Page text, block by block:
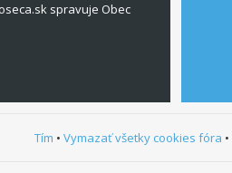
spravuje Obec
Tím • Vymazať všetky cookies fóra